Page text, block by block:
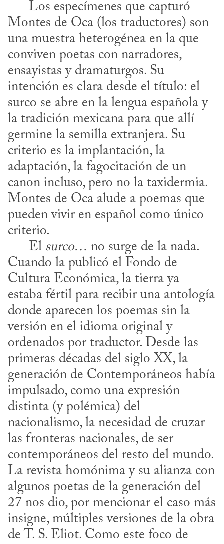
Montes de Oca (los traductores) son
una muestra heterogénea en la que
conviven poetas con narradores,
ensayistas y dramaturgos. Su
intención es clara desde el título: el
surco se abre en la lengua española y
la tradición mexicana para que allí
germine la semilla extranjera. Su
criterio es la implantación, la
adaptación, la fagocitación de un
canon incluso, pero no la taxidermia.
Montes de Oca alude a poemas que
pueden vivir en español como único
criterio.
      El
surco… no surge de la nada.
Cuando la publicó el Fondo de
Cultura Económica, la tierra ya
estaba fértil para recibir una antología
donde aparecen los poemas sin la
versión en el idioma original y
ordenados por traductor. Desde las
primeras décadas del siglo XX, la
generación de Contemporáneos había
impulsado, como una expresión
distinta (y polémica) del
nacionalismo, la necesidad de cruzar
las fronteras nacionales, de ser
contemporáneos del resto del mundo.
La revista homónima y su alianza con
algunos poetas de la generación del
27 nos dio, por mencionar el caso más
insigne, múltiples versiones de la obra
de T. S. Eliot. Como este foco de